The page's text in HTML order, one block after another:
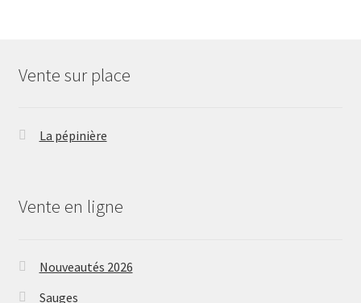
Vente sur place
La pépinière
Vente en ligne
Nouveautés 2026
Sauges